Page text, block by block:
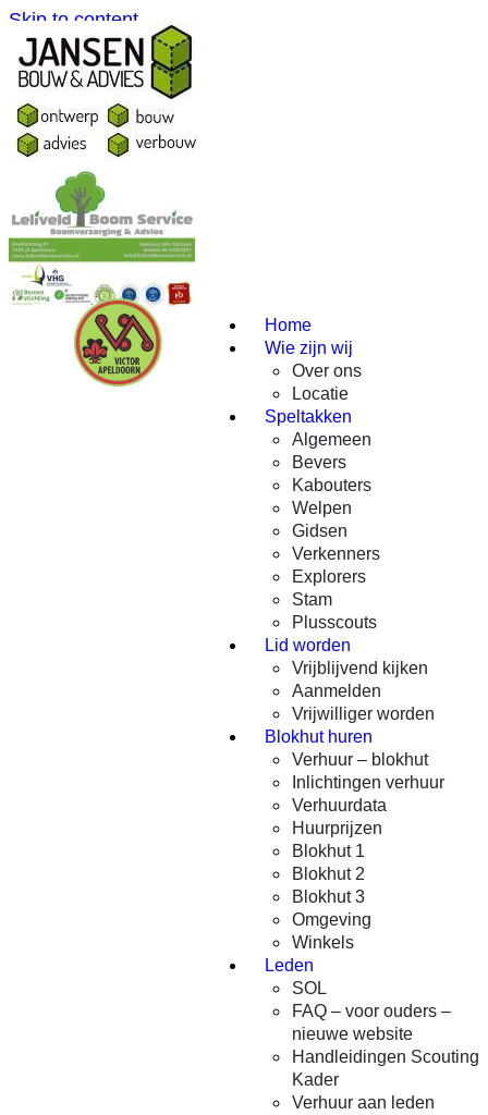
Skip to content
Home
Wie zijn wij
Over ons
Locatie
Speltakken
Algemeen
Bevers
Kabouters
Welpen
Gidsen
Verkenners
Explorers
Stam
Plusscouts
Lid worden
Vrijblijvend kijken
Aanmelden
Vrijwilliger worden
Blokhut huren
Verhuur – blokhut
Inlichtingen verhuur
Verhuurdata
Huurprijzen
Blokhut 1
Blokhut 2
Blokhut 3
Omgeving
Winkels
Leden
SOL
FAQ – voor ouders –
nieuwe website
Handleidingen Scouting
Kader
Verhuur aan leden